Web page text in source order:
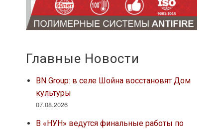
Главные Новости
BN Group: в селе Шойна восстановят Дом
культуры
07.08.2026
В «НУН» ведутся финальные работы по